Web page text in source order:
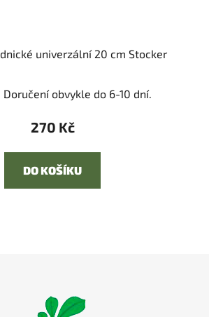
univerzální 20 cm Stocker
Doručení obvykle do 6-10 dní.
270 Kč
DO KOŠÍKU